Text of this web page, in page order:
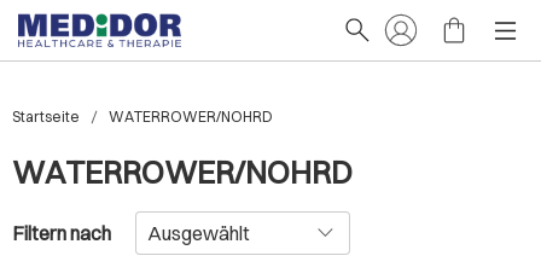
Startseite WATERROWER/NOHRD
WATERROWER/NOHRD
Filtern nach